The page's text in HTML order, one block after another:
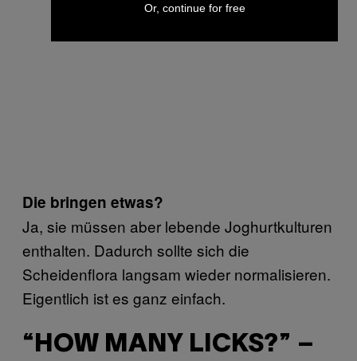
Die bringen etwas?
Ja, sie müssen aber lebende Joghurtkulturen
enthalten. Dadurch sollte sich die
Scheidenflora langsam wieder normalisieren.
Eigentlich ist es ganz einfach.
“HOW MANY LICKS?” –
Or, continue for free